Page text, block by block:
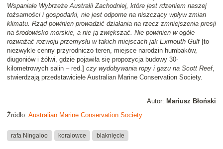
Wspaniałe Wybrzeże Australii Zachodniej, które jest rdzeniem naszej
tożsamości i gospodarki, nie jest odporne na niszczący wpływ zmian
klimatu. Rząd powinien prowadzić działania na rzecz zmniejszenia presji
na środowisko morskie, a nie ją zwiększać. Nie powinien w ogóle
rozważać rozwoju przemysłu w takich miejscach jak Exmouth Gulf [to
niezwykle cenny przyrodniczo teren, miejsce narodzin humbaków,
diugoniów i żółwi, gdzie pojawiła się propozycja budowy 30-
kilometrowych salin – red.] czy wydobywania ropy i gazu na Scott Reef,
stwierdzają przedstawiciele Australian Marine Conservation Society.
Autor: Mariusz Błoński
Źródło: Australian Marine Conservation Society
rafa Ningaloo koralowce blaknięcie